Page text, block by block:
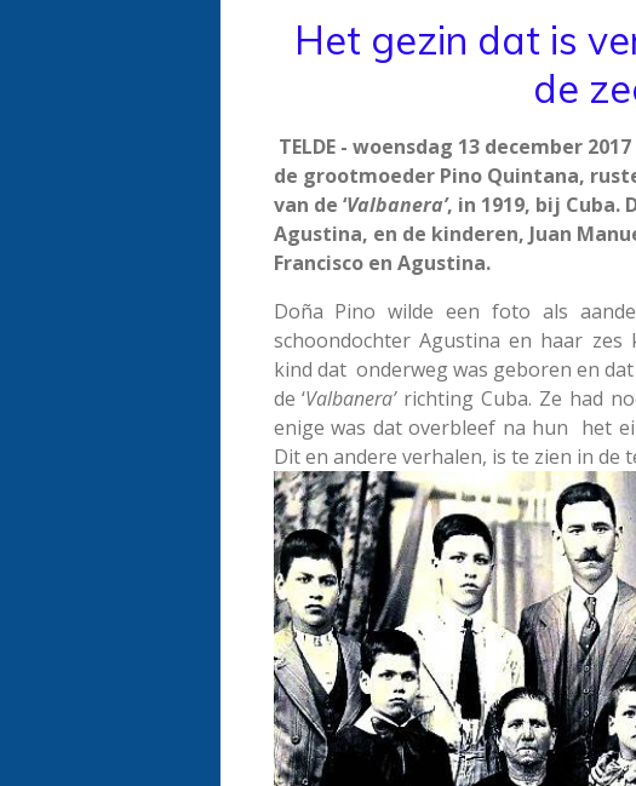
Het gezin dat is
de
TELDE - woensdag 13 december
de grootmoeder Pino Quintana,
van de ‘Valbanera’, in 1919, bij Cuba.
Agustina, en de kinderen, Juan
Francisco en Agustina.
Doña Pino wilde een foto als
schoondochter Agustina en haar zes
kind dat onderweg was geboren en
de ‘Valbanera’richting Cuba. Ze had
enige was dat overbleef na hun het
Dit en andere verhalen, is te zien in de